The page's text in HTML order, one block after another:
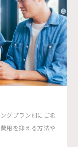
グプラン別にご希
用を抑える方法や